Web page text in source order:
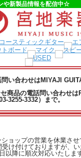
や新製品情報を配信中☆
い合わせはMIYAJI
商品の電話問い合わせは
3255-3332）まで。
ョップの営業を休業させ
け付けておりますが、
以降に順次対応いたしま